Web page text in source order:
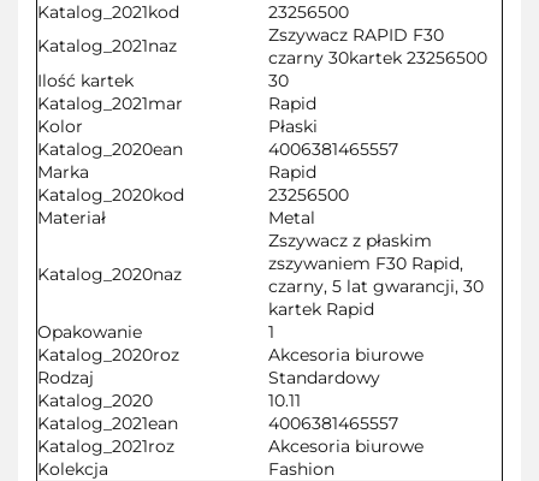
Katalog_2021kod
23256500
Katalog_2021naz
Zszywacz RAPID F30
czarny 30kartek 23256500
Ilość kartek
30
Katalog_2021mar
Rapid
Kolor
Płaski
Katalog_2020ean
4006381465557
Marka
Rapid
Katalog_2020kod
23256500
Materiał
Metal
Katalog_2020naz
Zszywacz z płaskim
zszywaniem F30 Rapid,
czarny, 5 lat gwarancji, 30
kartek Rapid
Opakowanie
1
Katalog_2020roz
Akcesoria biurowe
Rodzaj
Standardowy
Katalog_2020
10.11
Katalog_2021ean
4006381465557
Katalog_2021roz
Akcesoria biurowe
Kolekcja
Fashion